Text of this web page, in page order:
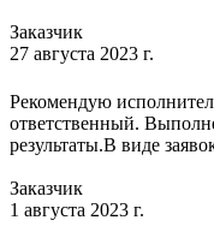
Заказчик
27 августа 2023 г.
Рекомендую
ответственный.
результаты.В виде
Заказчик
1 августа 2023 г.